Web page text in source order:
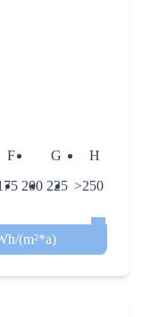
F G
H
200 225 >250
(m²*a)